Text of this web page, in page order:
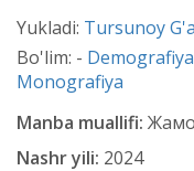
Yukladi: Tursunoy
Bo'lim: -
Monografiya
Manba muallifi:
Nashr yili: 2024